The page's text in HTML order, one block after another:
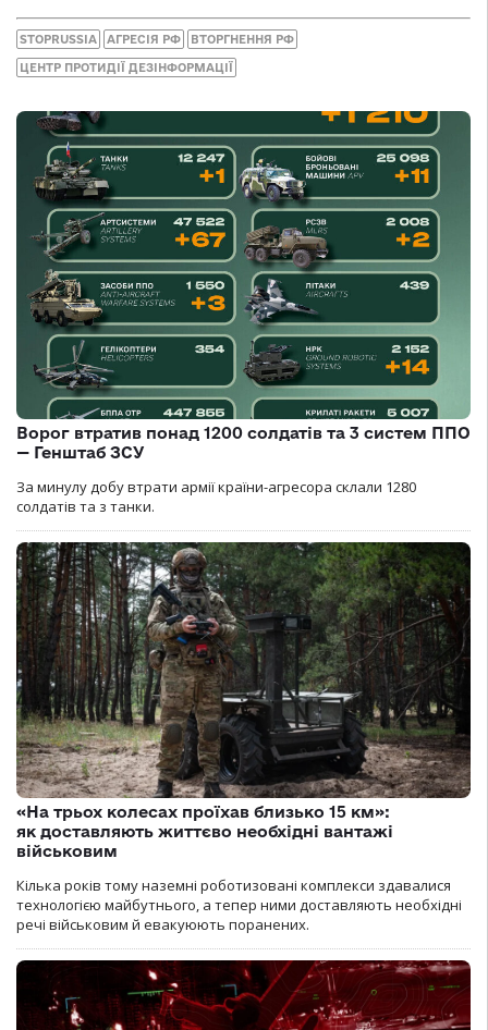
STOPRUSSIA АГРЕСІЯ РФ ВТОРГНЕННЯ РФ
ЦЕНТР ПРОТИДІЇ ДЕЗІНФОРМАЦІЇ
Ворог втратив понад 1200 солдатів та 3 систем ППО
— Генштаб ЗСУ
За минулу добу втрати армії країни-агресора склали 1280
солдатів та з танки.
«На трьох колесах проїхав близько 15 км»:
як доставляють життєво необхідні вантажі
військовим
Кілька років тому наземні роботизовані комплекси здавалися
технологією майбутнього, а тепер ними доставляють необхідні
речі військовим й евакуюють поранених.